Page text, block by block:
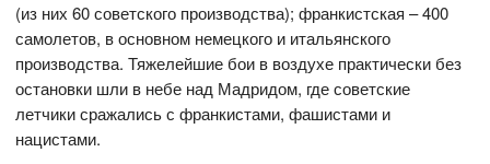
(из них 60 советского производства); франкистская – 400
самолетов, в основном немецкого и итальянского
производства. Тяжелейшие бои в воздухе практически без
остановки шли в небе над Мадридом, где советские
летчики сражались с франкистами, фашистами и
нацистами.